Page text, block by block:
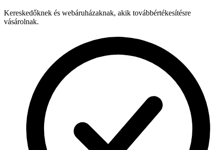
Kereskedőknek és webáruházaknak, akik továbbértékesítésre
vásárolnak.